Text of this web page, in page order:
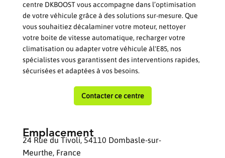
centre DKBOOST vous accompagne dans l’optimisation
de votre véhicule grâce à des solutions sur-mesure. Que
vous souhaitiez décalaminer votre moteur, nettoyer
votre boite de vitesse automatique, recharger votre
climatisation ou adapter votre véhicule àl'E85, nos
spécialistes vous garantissent des interventions rapides,
sécurisées et adaptées à vos besoins.
Contacter ce centre
Emplacement
24 Rue du Tivoli, 54110 Dombasle-sur-
Meurthe, France